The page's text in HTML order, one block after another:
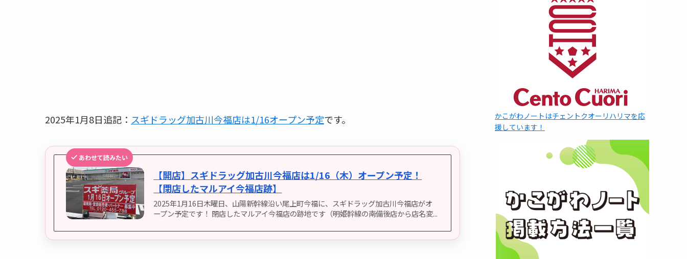
2025年1月8日追記： スギドラッグ加古川今福店は1/16オープン予定です。
あわせて読みたい
【開店】スギドラッグ加古川今福店は1/16（木）オープン予定！
【閉店したマルアイ今福店跡】
2025年1月16日木曜日、山陽新幹線沿い尾上町今福に、スギドラッグ加古川今福店がオ
ープン予定です！ 閉店したマルアイ今福店の跡地です（明姫幹線の南備後店から店名変...
かこがわノートはチェントクオーリハリマを応
援しています！